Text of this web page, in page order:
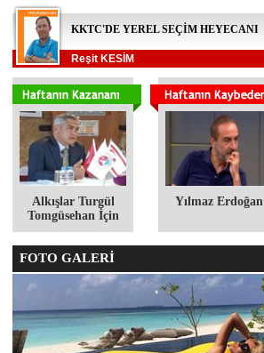
KKTC'DE YEREL SEÇİM HEYECANI
Reşit KESİM
Alkışlar Turgül
Tomgüsehan İçin
Yılmaz Erdoğan
FOTO GALERİ